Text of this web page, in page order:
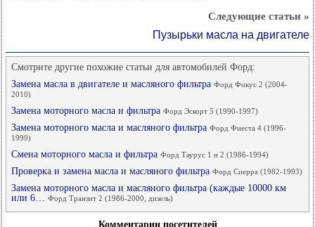
Следующие статьи »
Пузырьки масла на двигателе
Смотрите другие похожие статьи для автомобилей Форд:
Замена масла в двигателе и масляного фильтра Форд Фокус 2 (2004-
2010)
Замена моторного масла и фильтра Форд Эскорт 5 (1990-1997)
Замена моторного масла и масляного фильтра Форд Фиеста 4 (1996-
1999)
Смена моторного масла и фильтра Форд Таурус 1 и 2 (1986-1994)
Проверка и замена масла и масляного фильтра Форд Сиерра (1982-1993)
Замена моторного масла и масляного фильтра (каждые 10000 км
или 6… Форд Транзит 2 (1986-2000, дизель)
Комментарии посетителей